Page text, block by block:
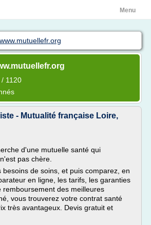
Menu
1120
- Mutualité française Loire,
d'une mutuelle santé qui
pas chère.
besoins de soins, et puis comparez, en
en ligne, les tarifs, les garanties
remboursement des meilleures
vous trouverez votre contrat santé
très avantageux. Devis gratuit et